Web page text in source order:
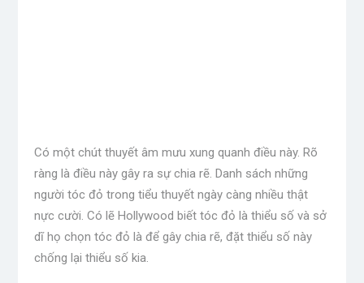
Có một chút thuyết âm mưu xung quanh điều này. Rõ
ràng là điều này gây ra sự chia rẽ. Danh sách những
người tóc đỏ trong tiểu thuyết ngày càng nhiều thật
nực cười. Có lẽ Hollywood biết tóc đỏ là thiểu số và sở
dĩ họ chọn tóc đỏ là để gây chia rẽ, đặt thiểu số này
chống lại thiểu số kia.